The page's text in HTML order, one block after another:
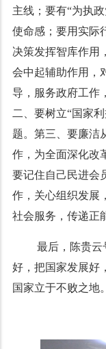
主线；要有“为执
使命感；要用实际
决策发挥智库作用
会中起辅助作用，
导，服务政府工作
二、要树立“国家
题。第三、要廉洁
作，为全面深化改
要记住自己民进会
作，关心组织发展
社会服务，传递正
最后，陈贵云
好，把国家发展好
国家立于不败之地。